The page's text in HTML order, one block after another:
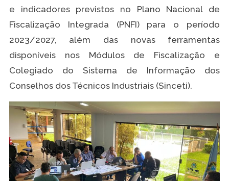
e indicadores previstos no Plano Nacional de
Fiscalização Integrada (PNFI) para o período
2023/2027, além das novas ferramentas
disponíveis nos Módulos de Fiscalização e
Colegiado do Sistema de Informação dos
Conselhos dos Técnicos Industriais (Sinceti).